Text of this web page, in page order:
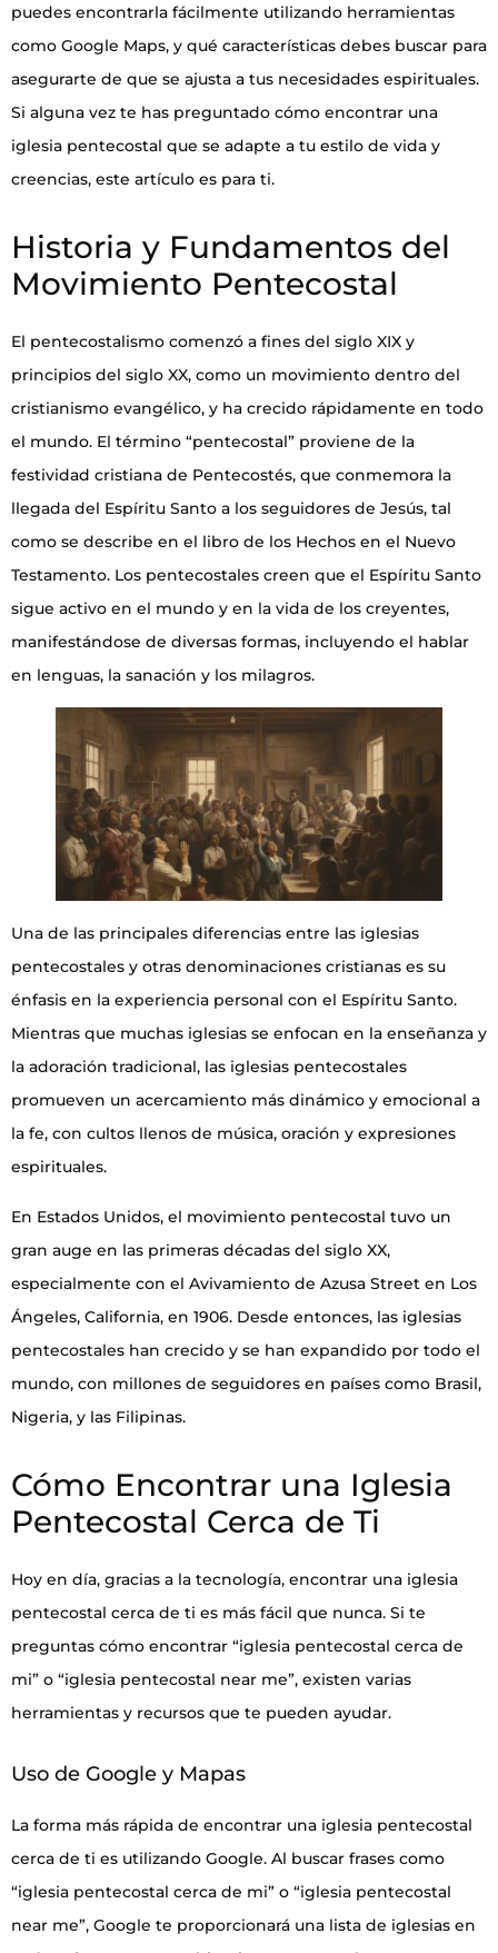
puedes encontrarla fácilmente utilizando herramientas
como Google Maps, y qué características debes buscar para
asegurarte de que se ajusta a tus necesidades espirituales.
Si alguna vez te has preguntado cómo encontrar una
iglesia pentecostal que se adapte a tu estilo de vida y
creencias, este artículo es para ti.
Historia y Fundamentos del
Movimiento Pentecostal
El pentecostalismo comenzó a fines del siglo XIX y
principios del siglo XX, como un movimiento dentro del
cristianismo evangélico, y ha crecido rápidamente en todo
el mundo. El término “pentecostal” proviene de la
festividad cristiana de Pentecostés, que conmemora la
llegada del Espíritu Santo a los seguidores de Jesús, tal
como se describe en el libro de los Hechos en el Nuevo
Testamento. Los pentecostales creen que el Espíritu Santo
sigue activo en el mundo y en la vida de los creyentes,
manifestándose de diversas formas, incluyendo el hablar
en lenguas, la sanación y los milagros.
Una de las principales diferencias entre las iglesias
pentecostales y otras denominaciones cristianas es su
énfasis en la experiencia personal con el Espíritu Santo.
Mientras que muchas iglesias se enfocan en la enseñanza y
la adoración tradicional, las iglesias pentecostales
promueven un acercamiento más dinámico y emocional a
la fe, con cultos llenos de música, oración y expresiones
espirituales.
En Estados Unidos, el movimiento pentecostal tuvo un
gran auge en las primeras décadas del siglo XX,
especialmente con el Avivamiento de Azusa Street en Los
Ángeles, California, en 1906. Desde entonces, las iglesias
pentecostales han crecido y se han expandido por todo el
mundo, con millones de seguidores en países como Brasil,
Nigeria, y las Filipinas.
Cómo Encontrar una Iglesia
Pentecostal Cerca de Ti
Hoy en día, gracias a la tecnología, encontrar una iglesia
pentecostal cerca de ti es más fácil que nunca. Si te
preguntas cómo encontrar “iglesia pentecostal cerca de
mi” o “iglesia pentecostal near me”, existen varias
herramientas y recursos que te pueden ayudar.
Uso de Google y Mapas
La forma más rápida de encontrar una iglesia pentecostal
cerca de ti es utilizando Google. Al buscar frases como
“iglesia pentecostal cerca de mi” o “iglesia pentecostal
near me”, Google te proporcionará una lista de iglesias en